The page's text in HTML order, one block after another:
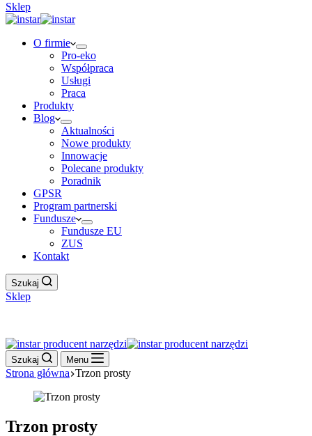
Sklep
O firmie
Pro-eko
Współpraca
Usługi
Praca
Produkty
Blog
Aktualności
Nowe produkty
Innowacje
Polecane produkty
Poradnik
GPSR
Program partnerski
Fundusze
Fundusze EU
ZUS
Kontakt
Szukaj
Sklep
Szukaj Menu
Strona główna Trzon prosty
Trzon prosty